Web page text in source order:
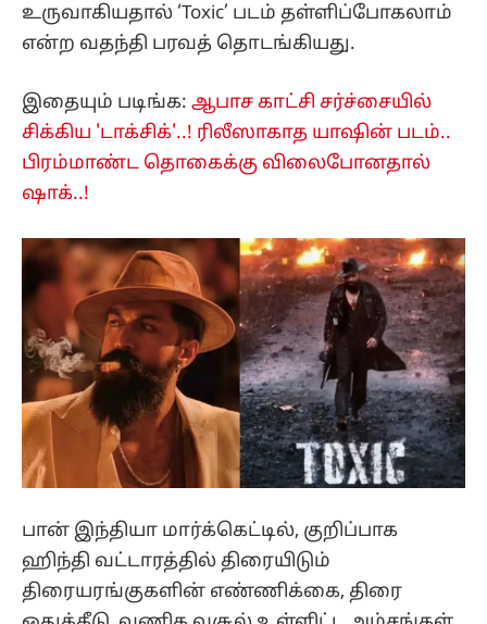
உருவாகியதால் ‘Toxic’ படம் தள்ளிப்போகலாம்
என்ற வதந்தி பரவத் தொடங்கியது.
இதையும் படிங்க: ஆபாச காட்சி சர்ச்சையில்
சிக்கிய 'டாக்சிக்'..! ரிலீஸாகாத யாஷின் படம்..
பிரம்மாண்ட தொகைக்கு விலைபோனதால்
ஷாக்..!
பான் இந்தியா மார்க்கெட்டில், குறிப்பாக
ஹிந்தி வட்டாரத்தில் திரையிடும்
திரையரங்குகளின் எண்ணிக்கை, திரை